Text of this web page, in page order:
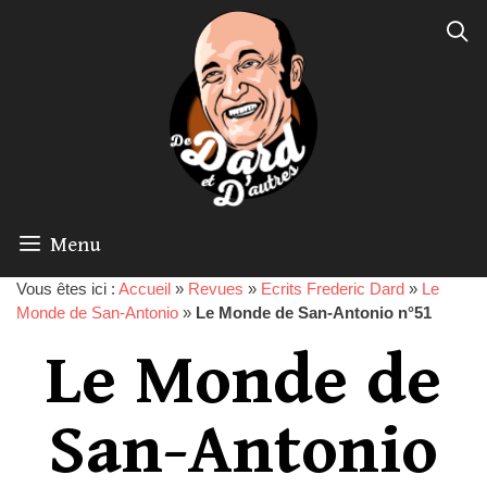
Menu
Vous êtes ici : Accueil » Revues » Ecrits Frederic Dard » Le
Monde de San-Antonio » Le Monde de San-Antonio n°51
Le Monde de
San-Antonio